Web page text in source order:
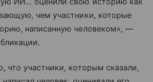
чем участники, которые
написанную человеком», —
что участники, которым сказали,